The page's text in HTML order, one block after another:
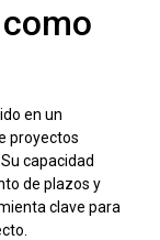
en un
proyectos
capacidad
de plazos y
clave para